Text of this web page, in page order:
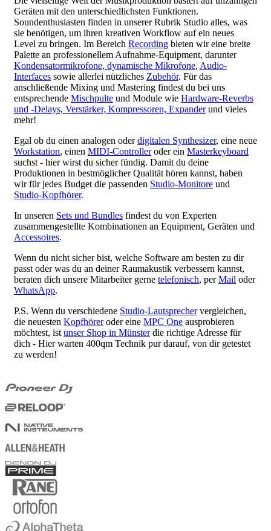
Geräten mit den unterschiedlichsten Funktionen.
Soundenthusiasten finden in unserer Rubrik Studio alles, was
sie benötigen, um ihren kreativen Workflow auf ein neues
Level zu bringen. Im Bereich Recording bieten wir eine breite
Palette an professionellem Aufnahme-Equipment, darunter
Kondensatormikrofone, dynamische Mikrofone, Audio-
Interfaces sowie allerlei nützliches Zubehör. Für das
anschließende Mixing und Mastering findest du bei uns
entsprechende Mischpulte und Module wie Hardware-Reverbs
und -Delays, Verstärker, Kompressoren, Expanderund vieles
mehr!
Egal ob du einen analogen oderdigitalen Synthesizer, eine neue
Workstation, einen MIDI-Controlleroder ein Masterkeyboard
suchst - hier wirst du sicher fündig. Damit du deine
Produktionen in bestmöglicher Qualität hören kannst, haben
wir für jedes Budget die passenden Studio-Monitore und
Studio-Kopfhörer.
In unseren Sets und Bundles findest du von Experten
zusammengestellte Kombinationen an Equipment, Geräten und
Accessoires.
Wenn du nicht sicher bist, welche Software am besten zu dir
passt oder was du an deiner Raumakustik verbessern kannst,
beraten dich unsere Mitarbeiter gerne telefonisch, perMail oder
WhatsApp.
P.S. Wenn du verschiedene Studio-Lautsprechervergleichen,
die neuesten Kopfhöreroder eine MPC One ausprobieren
möchtest, ist unser Shop in Münsterdie richtige Adresse für
dich - Hier warten 400qm Technik pur darauf, von dir getestet
zu werden!